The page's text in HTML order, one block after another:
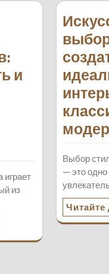
и
из
Выбор
— это
Читайте